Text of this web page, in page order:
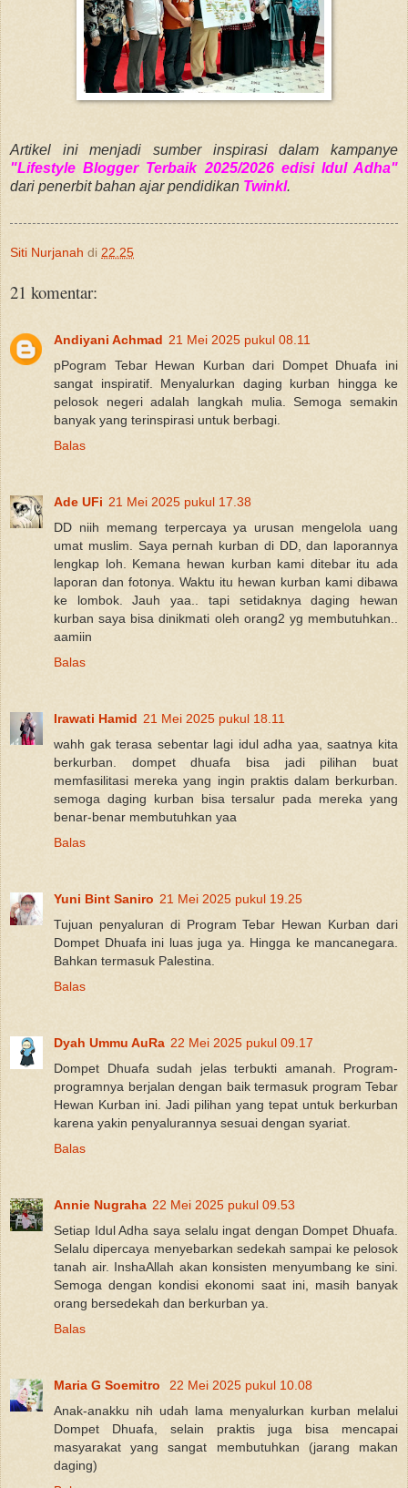
Artikel ini menjadi sumber inspirasi dalam kampanye
"Lifestyle Blogger Terbaik 2025/2026 edisi Idul Adha"
dari penerbit bahan ajar pendidikan Twinkl.
Siti Nurjanah di 22.25
21 komentar:
Andiyani Achmad 21 Mei 2025 pukul 08.11
pPogram Tebar Hewan Kurban dari Dompet Dhuafa ini
sangat inspiratif. Menyalurkan daging kurban hingga ke
pelosok negeri adalah langkah mulia. Semoga semakin
banyak yang terinspirasi untuk berbagi.
Balas
Ade UFi 21 Mei 2025 pukul 17.38
DD niih memang terpercaya ya urusan mengelola uang
umat muslim. Saya pernah kurban di DD, dan laporannya
lengkap loh. Kemana hewan kurban kami ditebar itu ada
laporan dan fotonya. Waktu itu hewan kurban kami dibawa
ke lombok. Jauh yaa.. tapi setidaknya daging hewan
kurban saya bisa dinikmati oleh orang2 yg membutuhkan..
aamiin
Balas
Irawati Hamid 21 Mei 2025 pukul 18.11
wahh gak terasa sebentar lagi idul adha yaa, saatnya kita
berkurban. dompet dhuafa bisa jadi pilihan buat
memfasilitasi mereka yang ingin praktis dalam berkurban.
semoga daging kurban bisa tersalur pada mereka yang
benar-benar membutuhkan yaa
Balas
Yuni Bint Saniro 21 Mei 2025 pukul 19.25
Tujuan penyaluran di Program Tebar Hewan Kurban dari
Dompet Dhuafa ini luas juga ya. Hingga ke mancanegara.
Bahkan termasuk Palestina.
Balas
Dyah Ummu AuRa 22 Mei 2025 pukul 09.17
Dompet Dhuafa sudah jelas terbukti amanah. Program-
programnya berjalan dengan baik termasuk program Tebar
Hewan Kurban ini. Jadi pilihan yang tepat untuk berkurban
karena yakin penyalurannya sesuai dengan syariat.
Balas
Annie Nugraha 22 Mei 2025 pukul 09.53
Setiap Idul Adha saya selalu ingat dengan Dompet Dhuafa.
Selalu dipercaya menyebarkan sedekah sampai ke pelosok
tanah air. InshaAllah akan konsisten menyumbang ke sini.
Semoga dengan kondisi ekonomi saat ini, masih banyak
orang bersedekah dan berkurban ya.
Balas
Maria G Soemitro
22 Mei 2025 pukul 10.08
Anak-anakku nih udah lama menyalurkan kurban melalui
Dompet Dhuafa, selain praktis juga bisa mencapai
masyarakat yang sangat membutuhkan (jarang makan
daging)